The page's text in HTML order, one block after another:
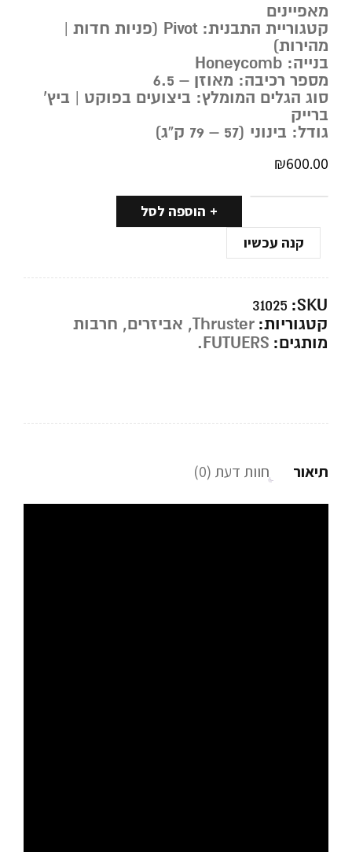
מאפיינים
קטגוריית התבנית: Pivot (פניות חדות |
מהירות)
בנייה: Honeycomb
מספר רכיבה: מאוזן – 6.5
סוג הגלים המומלץ: ביצועים בפוקט | ביץ’
ברייק
גודל: בינוני (57 – 79 ק”ג)
₪600.00
הוספה לסל
קנה עכשיו
SKU:
31025
קטגוריות: Thruster
, אביזרים, חרבות
מותגים: FUTUERS.
תיאור חוות דעת (0)